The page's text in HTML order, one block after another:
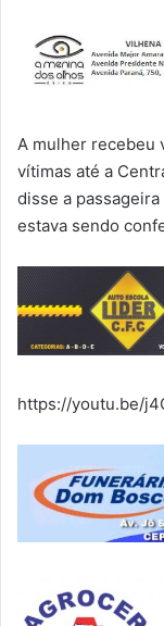
A mulher recebeu
vítimas até a
disse a
estava sendo
https://youtu.be/